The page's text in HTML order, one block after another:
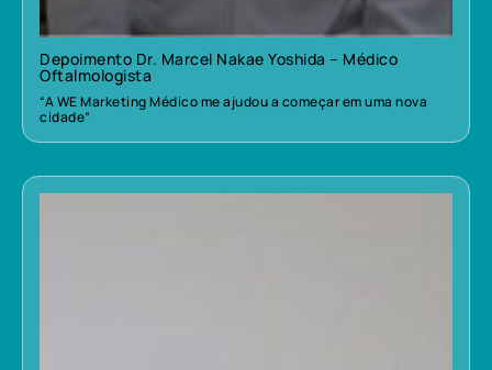
Depoimento Dr. Marcel Nakae Yoshida – Médico
Oftalmologista
“A WE Marketing Médico me ajudou a começar em uma nova
cidade”